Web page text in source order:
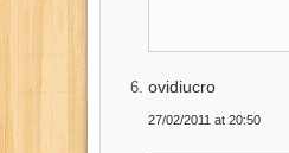
ovidiucro
27/02/2011 at 20:50